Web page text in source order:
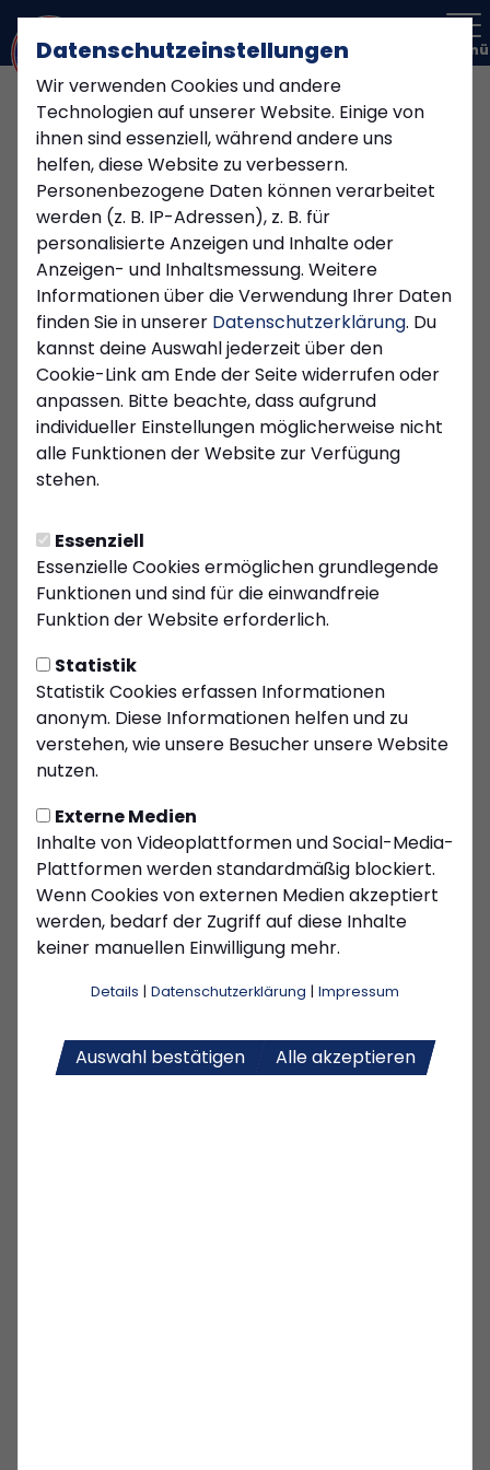
Datenschutzeinstellungen
Wir verwenden Cookies und andere
Technologien auf unserer Website. Einige von
ihnen sind essenziell, während andere uns
helfen, diese Website zu verbessern.
Personenbezogene Daten können verarbeitet
werden (z. B. IP-Adressen), z. B. für
personalisierte Anzeigen und Inhalte oder
Anzeigen- und Inhaltsmessung. Weitere
Informationen über die Verwendung Ihrer Daten
finden Sie in unserer Datenschutzerklärung. Du
kannst deine Auswahl jederzeit über den
Cookie-Link am Ende der Seite widerrufen oder
anpassen. Bitte beachte, dass aufgrund
individueller Einstellungen möglicherweise nicht
alle Funktionen der Website zur Verfügung
stehen.
Essenziell
Essenzielle Cookies ermöglichen grundlegende
Funktionen und sind für die einwandfreie
Funktion der Website erforderlich.
Statistik
Statistik Cookies erfassen Informationen
anonym. Diese Informationen helfen und zu
verstehen, wie unsere Besucher unsere Website
nutzen.
Externe Medien
Inhalte von Videoplattformen und Social-Media-
Plattformen werden standardmäßig blockiert.
Wenn Cookies von externen Medien akzeptiert
werden, bedarf der Zugriff auf diese Inhalte
keiner manuellen Einwilligung mehr.
Details | Datenschutzerklärung | Impressum
Auswahl bestätigen Alle akzeptieren
Menü
A-Jugend
C-Jugend
D-Jugend